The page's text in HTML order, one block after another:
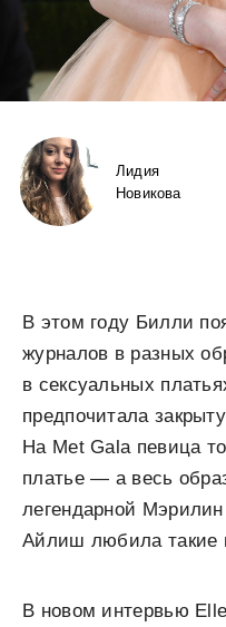
Лидия
Новикова
В этом году Билли
журналов в разных
в сексуальных
предпочитала
На Met Gala певица
платье — а весь
легендарной
Айлиш любила такие
В новом интервью